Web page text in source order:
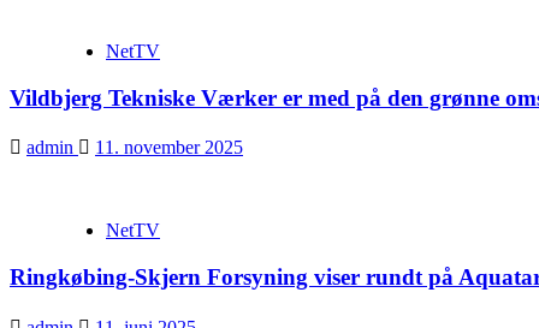
NetTV
Vildbjerg Tekniske Værker er med på den grønne
admin 11. november 2025
NetTV
Ringkøbing-Skjern Forsyning viser rundt på